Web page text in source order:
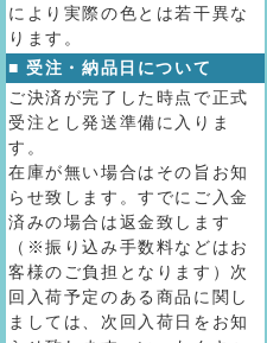
により実際の色とは若干異な
ります。
■ 受注・納品日について
ご決済が完了した時点で正式
受注とし発送準備に入りま
す。
在庫が無い場合はその旨お知
らせ致します。すでにご入金
済みの場合は返金致します
（※振り込み手数料などはお
客様のご負担となります）次
回入荷予定のある商品に関し
ましては、次回入荷日をお知